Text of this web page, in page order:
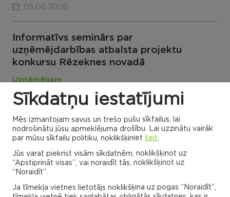
05.06.2026
Informatīvs seminārs par
uzņēmējdarbības atbalsta projektu
konkursu Rēzeknes novadā
Uzņēmējiem
14:00
Vingrošanas nodarbība
Ozolaines pagasts
18:30 - 19:15
Sīkdatņu iestatījumi
Mēs izmantojam savus un trešo pušu sīkfailus, lai
nodrošinātu jūsu apmeklējuma drošību. Lai uzzinātu vairāk
par mūsu sīkfailu politiku, noklikšķiniet šeit.
Jūs varat piekrist visām sīkdatnēm, noklikšķinot uz
“Apstiprināt visas”, vai noraidīt tās, noklikšķinot uz
“Noraidīt”.
Ja tīmekļa vietnes lietotājs noklikšķina uz pogas “Noraidīt”,